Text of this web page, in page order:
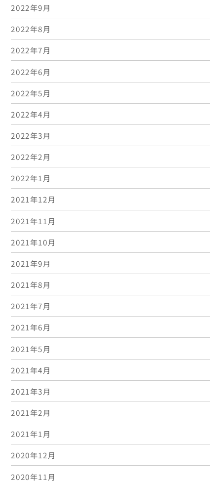
2022年9月
2022年8月
2022年7月
2022年6月
2022年5月
2022年4月
2022年3月
2022年2月
2022年1月
2021年12月
2021年11月
2021年10月
2021年9月
2021年8月
2021年7月
2021年6月
2021年5月
2021年4月
2021年3月
2021年2月
2021年1月
2020年12月
2020年11月